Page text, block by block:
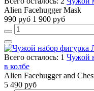
Alien Facehugger Mask
990 руб 1 900 руб
Всего осталось: 1 Чужой
в колбе
Alien Facehugger and
5 490 руб